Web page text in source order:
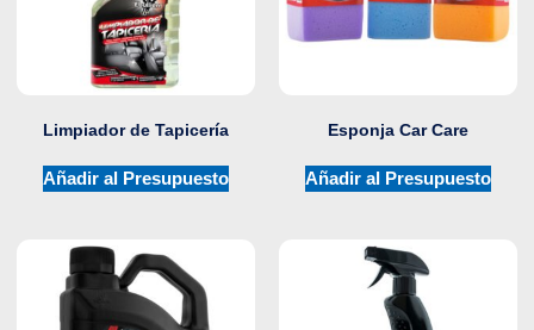
Limpiador de Tapicería
Añadir al Presupuesto
Esponja Car Care
Añadir al Presupuesto